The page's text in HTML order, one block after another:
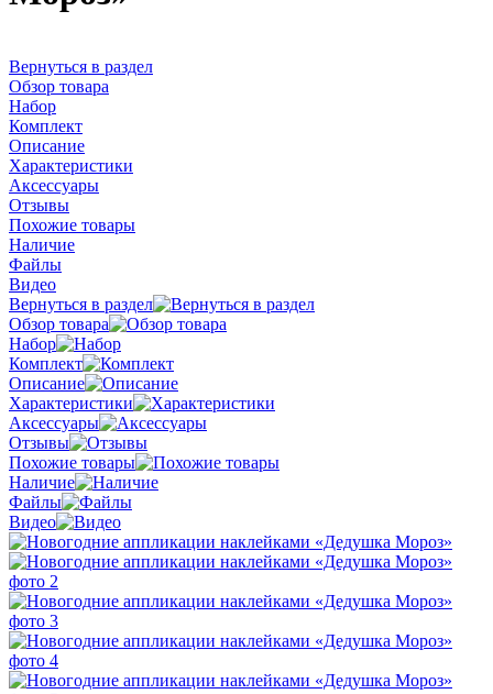
Вернуться в раздел
Обзор товара
Набор
Комплект
Описание
Характеристики
Аксессуары
Отзывы
Похожие товары
Наличие
Файлы
Видео
Вернуться в раздел
Обзор товара
Набор
Комплект
Описание
Характеристики
Аксессуары
Отзывы
Похожие товары
Наличие
Файлы
Видео